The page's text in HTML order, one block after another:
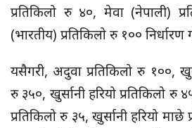
प्रतिकिलो रु ४०, मेवा (नेपाली)
(भारतीय) प्रतिकिलो रु १०० निर्धारण
यसैगरी, अदुवा प्रतिकिलो रु १००,
रु ३५०, खुर्सानी हरियो प्रतिकिलो रु
प्रतिकिलो रु ३५, खुर्सानी हरियो माछे